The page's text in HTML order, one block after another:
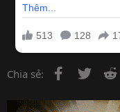
Chia sẻ: Facebook
Twitter